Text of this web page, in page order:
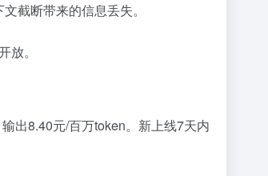
截断带来的信息丢失。
。
出8.40元/百万token。新上线7天内